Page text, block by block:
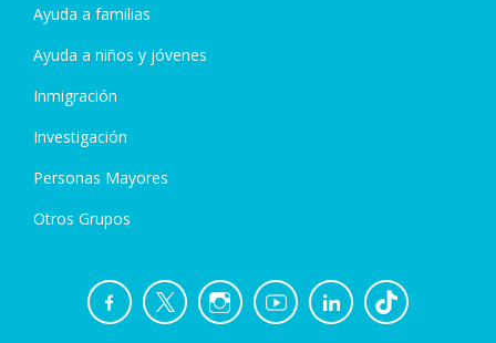
Ayuda a familias
Ayuda a niños y jóvenes
Inmigración
Investigación
Personas Mayores
Otros Grupos